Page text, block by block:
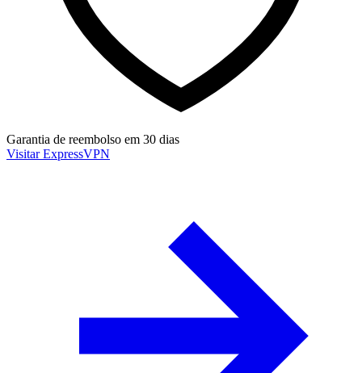
Garantia de reembolso em 30 dias
Visitar ExpressVPN